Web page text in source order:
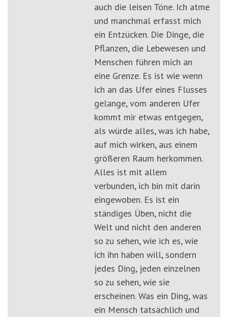
auch die leisen Töne. Ich atme
und manchmal erfasst mich
ein Entzücken. Die Dinge, die
Pflanzen, die Lebewesen und
Menschen führen mich an
eine Grenze. Es ist wie wenn
ich an das Ufer eines Flusses
gelange, vom anderen Ufer
kommt mir etwas entgegen,
als würde alles, was ich habe,
auf mich wirken, aus einem
größeren Raum herkommen.
Alles ist mit allem
verbunden, ich bin mit darin
eingewoben. Es ist ein
ständiges Üben, nicht die
Welt und nicht den anderen
so zu sehen, wie ich es, wie
ich ihn haben will, sondern
jedes Ding, jeden einzelnen
so zu sehen, wie sie
erscheinen. Was ein Ding, was
ein Mensch tatsächlich und